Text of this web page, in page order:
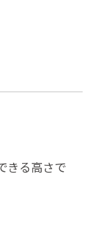
きる高さで